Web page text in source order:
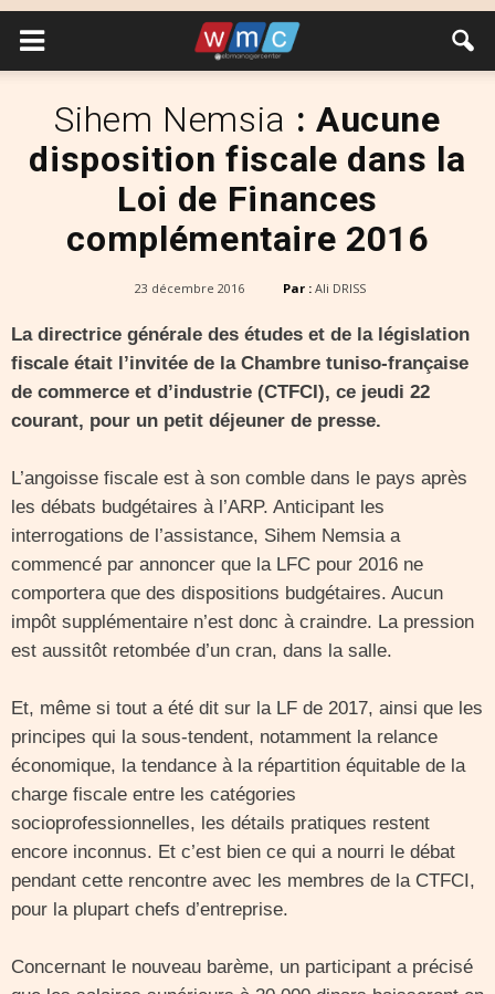
Sihem Nemsia : Aucune
disposition fiscale dans la
Loi de Finances
complémentaire 2016
23 décembre 2016 Par : Ali DRISS
La directrice générale des études et de la législation
fiscale était l’invitée de la Chambre tuniso-française
de commerce et d’industrie (CTFCI), ce jeudi 22
courant, pour un petit déjeuner de presse.
L’angoisse fiscale est à son comble dans le pays après
les débats budgétaires à l’ARP. Anticipant les
interrogations de l’assistance, Sihem Nemsia a
commencé par annoncer que la LFC pour 2016 ne
comportera que des dispositions budgétaires. Aucun
impôt supplémentaire n’est donc à craindre. La pression
est aussitôt retombée d’un cran, dans la salle.
Et, même si tout a été dit sur la LF de 2017, ainsi que les
principes qui la sous-tendent, notamment la relance
économique, la tendance à la répartition équitable de la
charge fiscale entre les catégories
socioprofessionnelles, les détails pratiques restent
encore inconnus. Et c’est bien ce qui a nourri le débat
pendant cette rencontre avec les membres de la CTFCI,
pour la plupart chefs d’entreprise.
Concernant le nouveau barème, un participant a précisé